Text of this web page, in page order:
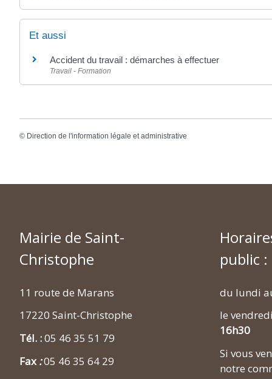
Et aussi
Accident du travail : démarches à effectuer
Travail - Formation
© Direction de l'information légale et administrative
Mairie de Saint-
Christophe
11 route de Marans
17220 Saint-Christophe
Tél. :05 46 35 51 79
Fax:05 46 35 64 29
public :
du lundi
le
16h30
Si vous
notre